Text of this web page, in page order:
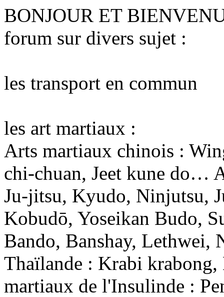
BONJOUR ET
forum sur divers sujet :
les transport en commun
les art martiaux :
Arts martiaux chinois :
chi-chuan, Jeet kune do…
Ju-jitsu, Kyudo, Ninjutsu,
Kobudō, Yoseikan Budo,
Bando, Banshay,
Thaïlande : Krabi
martiaux de l'Insulinde :